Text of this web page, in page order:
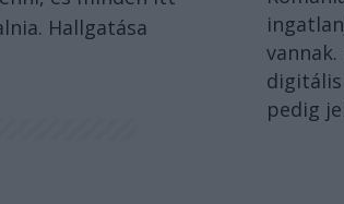
Hall­gatása
digitális
pedig